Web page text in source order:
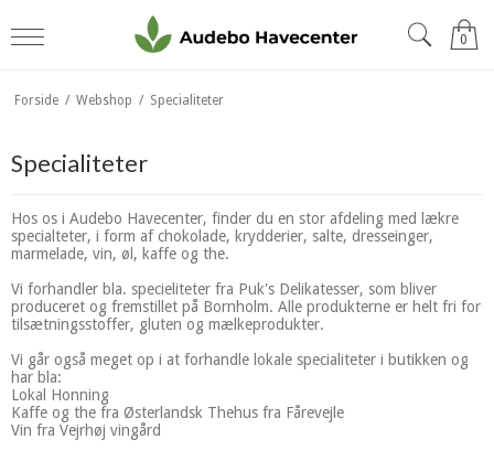
0
Forside / Webshop / Specialiteter
Specialiteter
Hos os i Audebo Havecenter, finder du en stor afdeling med lækre
specialteter, i form af chokolade, krydderier, salte, dresseinger,
marmelade, vin, øl, kaffe og the.
Vi forhandler bla. specieliteter fra Puk's Delikatesser, som bliver
produceret og fremstillet på Bornholm. Alle produkterne er helt fri for
tilsætningsstoffer, gluten og mælkeprodukter.
Vi går også meget op i at forhandle lokale specialiteter i butikken og
har bla:
Lokal Honning
Kaffe og the fra Østerlandsk Thehus fra Fårevejle
Vin fra Vejrhøj vingård